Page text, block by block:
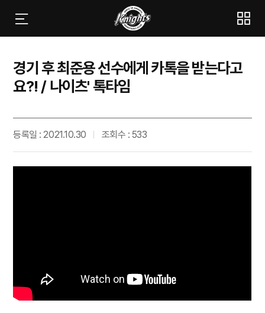
경기 후 최준용 선수에게 카톡을 받는다고
요?! / 나이츠' 톡타임
등록일 : 2021.10.30 조회수 : 533